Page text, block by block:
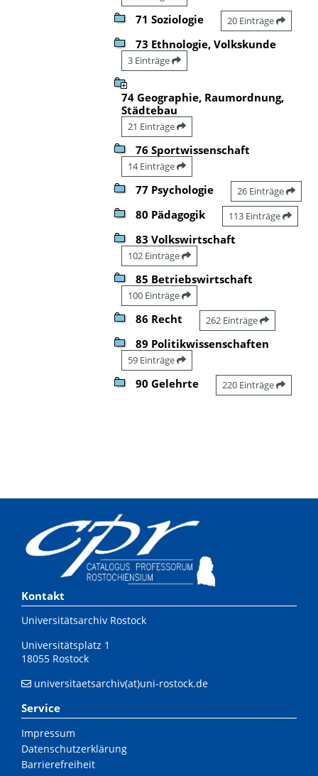
71 Soziologie 20 Einträge
73 Ethnologie, Volkskunde
3 Einträge
74 Geographie, Raumordnung,
Städtebau
21 Einträge
76 Sportwissenschaft
14 Einträge
77 Psychologie 26 Einträge
80 Pädagogik 113 Einträge
83 Volkswirtschaft
102 Einträge
85 Betriebswirtschaft
100 Einträge
86 Recht 262 Einträge
89 Politikwissenschaften
59 Einträge
90 Gelehrte 220 Einträge
Kontakt
Universitätsarchiv Rostock
Universitätsplatz 1
18055 Rostock
universitaetsarchiv(at)uni-rostock.de
Service
Impressum
Datenschutzerklärung
Barrierefreiheit